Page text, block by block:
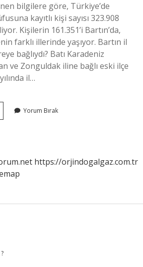
bilgilere göre, Türkiye’de
kayıtlı kişi sayısı 323.908
Kişilerin 161.351’i Bartın’da,
farklı illerinde yaşıyor. Bartın il
bağlıydı? Batı Karadeniz
ve Zonguldak iline bağlı eski ilçe
il…
Yorum Bırak
https://orjindogalgaz.com.tr